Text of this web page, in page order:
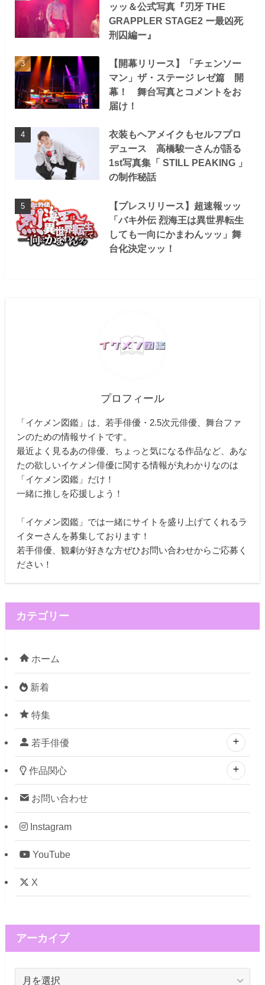
ッッ＆公式写真『刃牙 THE
GRAPPLER STAGE2 ー最凶死
刑囚編ー』
【開幕リリース】「チェンソー
マン」ザ・ステージ レゼ篇 開
幕！ 舞台写真とコメントをお
届け！
衣装もヘアメイクもセルフプロ
デュース 高橋駿一さんが語る
1st写真集「 STILL PEAKING 」
の制作秘話
【プレスリリース】超速報ッッ
「バキ外伝 烈海王は異世界転生
しても一向にかまわんッッ」舞
台化決定ッッ！
プロフィール
「イケメン図鑑」は、若手俳優・2.5次元俳優、舞台ファ
ンのための情報サイトです。
最近よく見るあの俳優、ちょっと気になる作品など、あな
たの欲しいイケメン俳優に関する情報が丸わかりなのは
「イケメン図鑑」だけ！
一緒に推しを応援しよう！
「イケメン図鑑」では一緒にサイトを盛り上げてくれるラ
イターさんを募集しております！
若手俳優、観劇が好きな方ぜひお問い合わせからご応募く
ださい！
カテゴリー
ホーム
新着
特集
若手俳優
作品関心
お問い合わせ
Instagram
YouTube
X
アーカイブ